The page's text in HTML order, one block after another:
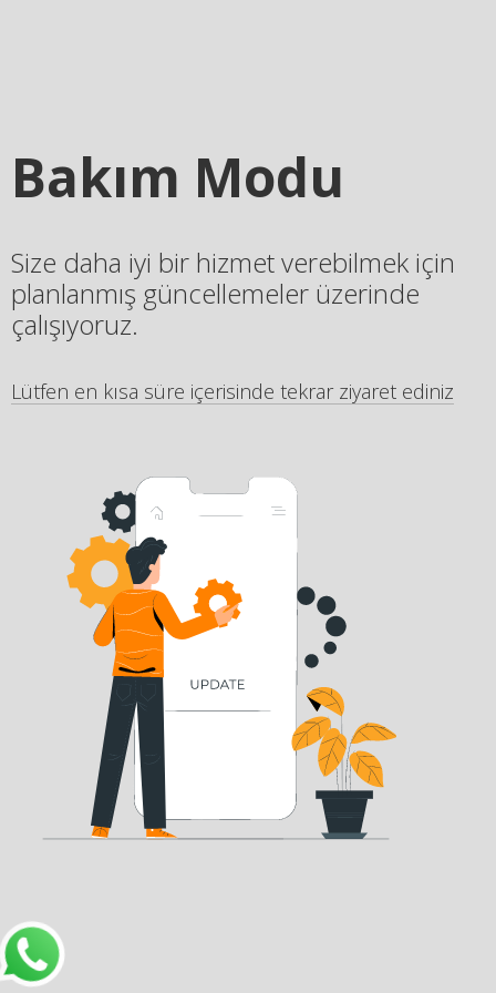
Bakım Modu
Size daha iyi bir hizmet verebilmek için
planlanmış güncellemeler üzerinde
çalışıyoruz.
Lütfen en kısa süre içerisinde tekrar ziyaret ediniz